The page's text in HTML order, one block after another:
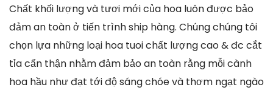
Chất khối lượng và tươi mới của hoa luôn được bảo
đảm an toàn ở tiến trình ship hàng. Chúng chúng tôi
chọn lựa những loại hoa tuoi chất lượng cao & đc cắt
tỉa cẩn thận nhằm đảm bảo an toàn rằng mỗi cành
hoa hầu như đạt tới độ sáng chóe và thơm ngạt ngào